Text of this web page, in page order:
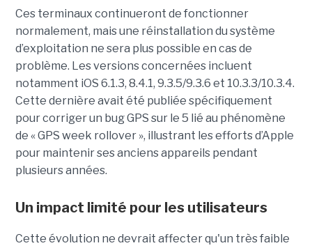
Ces terminaux continueront de fonctionner
normalement, mais une réinstallation du système
d’exploitation ne sera plus possible en cas de
problème. Les versions concernées incluent
notamment iOS 6.1.3, 8.4.1, 9.3.5/9.3.6 et 10.3.3/10.3.4.
Cette dernière avait été publiée spécifiquement
pour corriger un bug GPS sur le 5 lié au phénomène
de « GPS week rollover », illustrant les efforts d’Apple
pour maintenir ses anciens appareils pendant
plusieurs années.
Un impact limité pour les utilisateurs
Cette évolution ne devrait affecter qu'un très faible